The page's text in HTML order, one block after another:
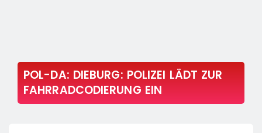
POL-DA: DIEBURG: POLIZEI LÄDT ZUR
FAHRRADCODIERUNG EIN